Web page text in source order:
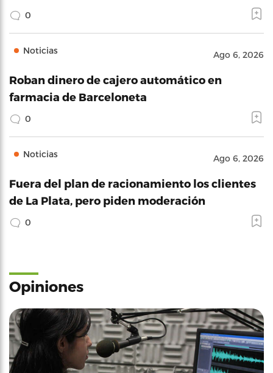
0
Noticias Ago 6, 2026
Roban dinero de cajero automático en
farmacia de Barceloneta
0
Noticias Ago 6, 2026
Fuera del plan de racionamiento los clientes
de La Plata, pero piden moderación
0
Opiniones